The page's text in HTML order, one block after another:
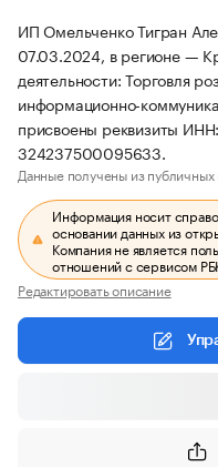
ИП Омельченко Тигран
07.03.2024, в регионе —
деятельности: Торговля
информационно-
присвоены реквизиты
324237500095633.
Данные получены из публичных
Информация носит
основании данных из
Компания не является
отношений с сервисом
Редактировать описание